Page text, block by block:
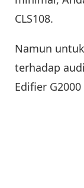
CLS108.
Namun
terhadap
Edifier